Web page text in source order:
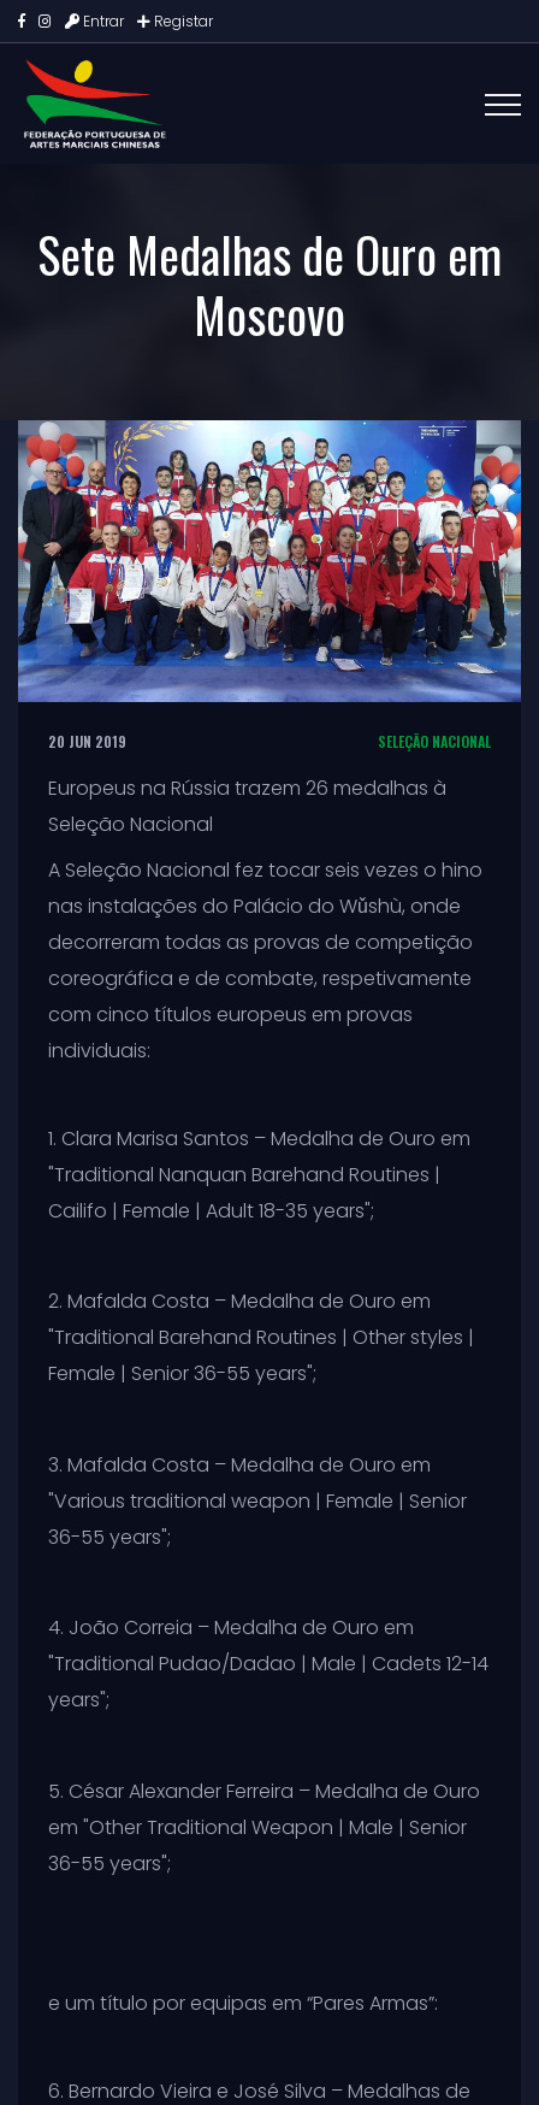
Entrar Registar
Sete Medalhas de Ouro em
Moscovo
20 JUN 2019 SELEÇÃO NACIONAL
Europeus na Rússia trazem 26 medalhas à
Seleção Nacional
A Seleção Nacional fez tocar seis vezes o hino
nas instalações do Palácio do Wǔshù, onde
decorreram todas as provas de competição
coreográfica e de combate, respetivamente
com cinco títulos europeus em provas
individuais:
1. Clara Marisa Santos – Medalha de Ouro em
"Traditional Nanquan Barehand Routines |
Cailifo | Female | Adult 18-35 years";
2. Mafalda Costa – Medalha de Ouro em
"Traditional Barehand Routines | Other styles |
Female | Senior 36-55 years";
3. Mafalda Costa – Medalha de Ouro em
"Various traditional weapon | Female | Senior
36-55 years";
4. João Correia – Medalha de Ouro em
"Traditional Pudao/Dadao | Male | Cadets 12-14
years";
5. César Alexander Ferreira – Medalha de Ouro
em "Other Traditional Weapon | Male | Senior
36-55 years";
e um título por equipas em “Pares Armas”:
6. Bernardo Vieira e José Silva – Medalhas de